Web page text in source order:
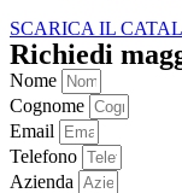
SCARICA IL
Richiedi
Nome
Cognome
Email
Telefono
Azienda